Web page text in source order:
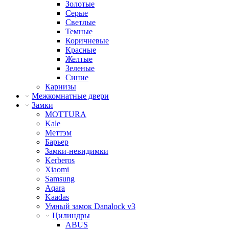
Золотые
Серые
Светлые
Темные
Коричневые
Красные
Желтые
Зеленые
Синие
Карнизы
Межкомнатные двери
Замки
MOTTURA
Kale
Меттэм
Барьер
Замки-невидимки
Kerberos
Xiaomi
Samsung
Aqara
Kaadas
Умный замок Danalock v3
Цилиндры
ABUS